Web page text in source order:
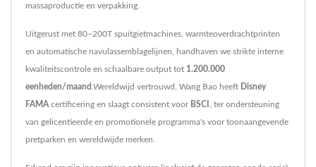
massaproductie en verpakking.
Uitgerust met 80–200T spuitgietmachines, warmteoverdrachtprinten
en automatische navulassemblagelijnen, handhaven we strikte interne
kwaliteitscontrole en schaalbare output tot 1.200.000
eenheden/maand .Wereldwijd vertrouwd, Wang Bao heeft Disney
FAMA certificering en slaagt consistent voor BSCI , ter ondersteuning
van gelicentieerde en promotionele programma's voor toonaangevende
pretparken en wereldwijde merken.